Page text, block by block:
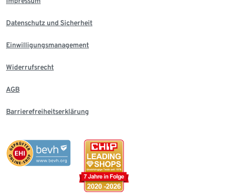
Datenschutz und Sicherheit
Einwilligungsmanagement
Widerrufsrecht
AGB
Barrierefreiheitserklärung